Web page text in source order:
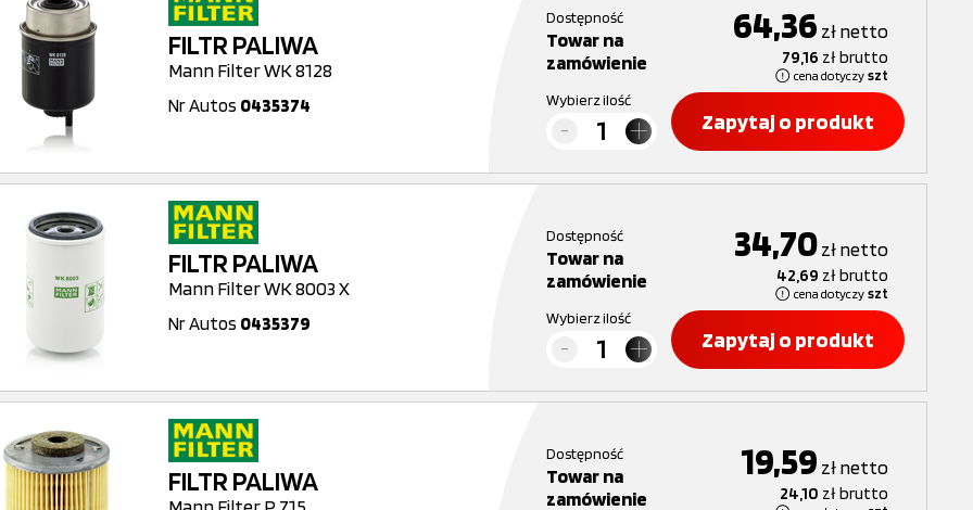
FILTR PALIWA
Mann Filter WK 8128
Nr Autos 0435374
Dostępność
Towar na
zamówienie
64,36 złnetto
79,16 złbrutto
cena dotyczy szt
Wybierz ilość
Zapytaj o produkt
FILTR PALIWA
Mann Filter WK 8003 X
Nr Autos 0435379
Dostępność
Towar na
zamówienie
34,70złnetto
42,69 złbrutto
cena dotyczy szt
Wybierz ilość
Zapytaj o produkt
FILTR PALIWA
Dostępność
Towar na
zamówienie
19,59 złnetto
24,10 złbrutto